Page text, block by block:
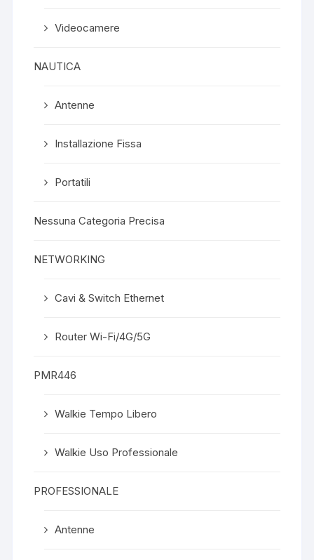
Videocamere
NAUTICA
Antenne
Installazione Fissa
Portatili
Nessuna Categoria Precisa
NETWORKING
Cavi & Switch Ethernet
Router Wi-Fi/4G/5G
PMR446
Walkie Tempo Libero
Walkie Uso Professionale
PROFESSIONALE
Antenne